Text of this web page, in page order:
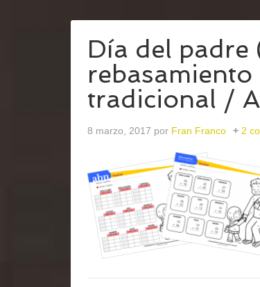
Día del
tradicional /
8 marzo, 2017 por Fran Franco 2